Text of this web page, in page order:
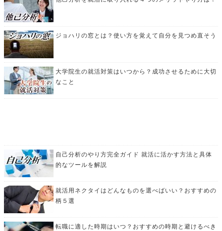
ジョハリの窓とは？使い方を覚えて自分を見つめ直そう
大学院生の就活対策はいつから？成功させるために大切
なこと
自己分析のやり方完全ガイド 就活に活かす方法と具体
的なツールを解説
就活用ネクタイはどんなものを選べばいい？おすすめの
柄５選
転職に適した時期はいつ？おすすめの時期と避けるべき